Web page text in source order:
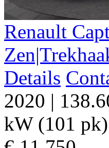
Renault
Details
2020 |
kW (101 pk)